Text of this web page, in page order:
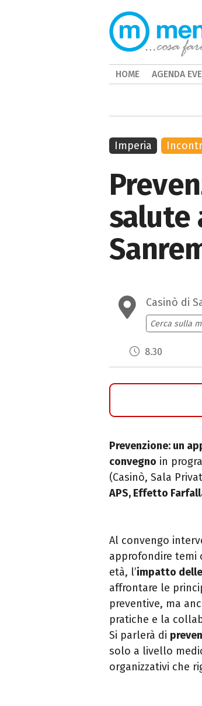
salute
Casinò di
Cerca sulla
8.30
Prevenzione: un
convegno in
(Casinò, Sala
APS, Effetto
Al convengo
approfondire temi
età, l’impatto
affrontare le
preventive, ma
pratiche e la
Si parlerà di
solo a livello
organizzativi che
Imperia
HOME AGENDA